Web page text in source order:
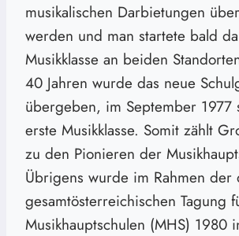
musikalischen Darbietungen
werden und man startete bald
Musikklasse an beiden
40 Jahren wurde das neue
übergeben, im September 1977
erste Musikklasse. Somit zählt
zu den Pionieren der
Übrigens wurde im Rahmen der
gesamtösterreichischen Tagung
Musikhauptschulen (MHS) 1980